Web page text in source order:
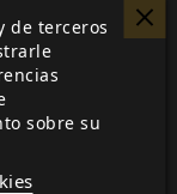
de terceros
sobre su